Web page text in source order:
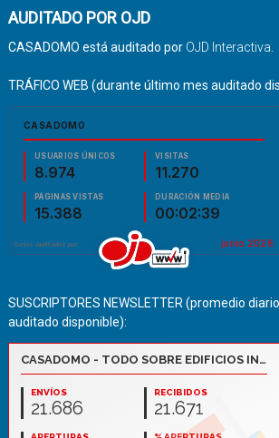
AUDITADO POR OJD
CASADOMO está auditado por OJD Interactiva
TRÁFICO WEB (durante último mes auditado
SUSCRIPTORES NEWSLETTER (promedio
auditado disponible):